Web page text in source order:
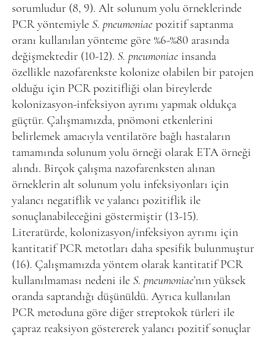
sorumludur (8, 9). Alt solunum yolu örneklerinde
PCR yöntemiyle S. pneumoniae pozitif saptanma
oranı kullanılan yönteme göre %6-%80 arasında
değişmektedir (10-12). S. pneumoniae insanda
özellikle nazofarenkste kolonize olabilen bir patojen
olduğu için PCR pozitifliği olan bireylerde
kolonizasyon-infeksiyon ayrımı yapmak oldukça
güçtür. Çalışmamızda, pnömoni etkenlerini
belirlemek amacıyla ventilatöre bağlı hastaların
tamamında solunum yolu örneği olarak ETA örneği
alındı. Birçok çalışma nazofarenksten alınan
örneklerin alt solunum yolu infeksiyonları için
yalancı negatiflik ve yalancı pozitiflik ile
sonuçlanabileceğini göstermiştir (13-15).
Literatürde, kolonizasyon/infeksiyon ayrımı için
kantitatif PCR metotları daha spesifik bulunmuştur
(16). Çalışmamızda yöntem olarak kantitatif PCR
kullanılmaması nedeni ile S. pneumoniae’nın yüksek
oranda saptandığı düşünüldü. Ayrıca kullanılan
PCR metoduna göre diğer streptokok türleri ile
çapraz reaksiyon göstererek yalancı pozitif sonuçlar